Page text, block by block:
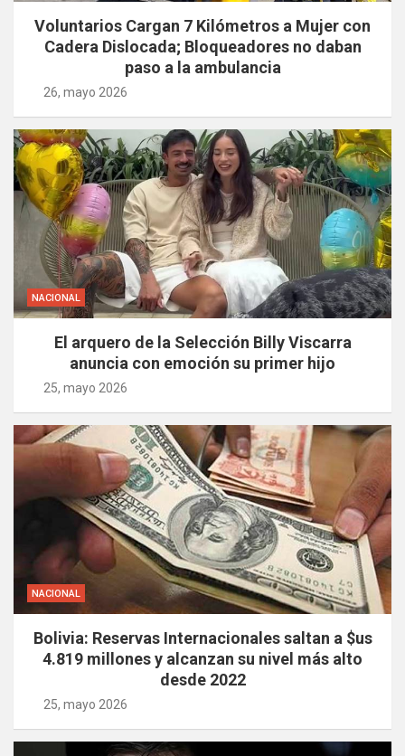
Voluntarios Cargan 7 Kilómetros a Mujer con
Cadera Dislocada; Bloqueadores no daban
paso a la ambulancia
26, mayo 2026
NACIONAL
El arquero de la Selección Billy Viscarra
anuncia con emoción su primer hijo
25, mayo 2026
NACIONAL
Bolivia: Reservas Internacionales saltan a $us
4.819 millones y alcanzan su nivel más alto
desde 2022
25, mayo 2026